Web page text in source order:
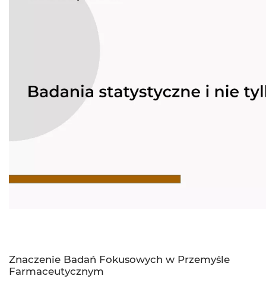
Znaczenie Badań Fokusowych w Przemyśle
Farmaceutycznym